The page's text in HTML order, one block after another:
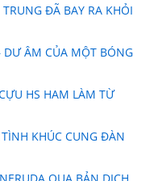
ĐÃ BAY RA KHỎI
DƯ ÂM CỦA MỘT BÓNG
HS HAM LÀM TỪ
KHÚC CUNG ĐÀN
QUA BẢN DỊCH